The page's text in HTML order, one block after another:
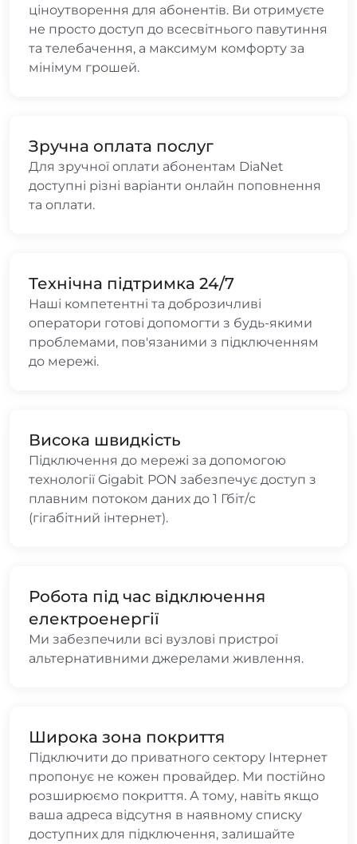
ціноутворення для абонентів. Ви отримуєте
не просто доступ до всесвітнього павутиння
та телебачення, а максимум комфорту за
мінімум грошей.
Зручна оплата послуг
Для зручної оплати абонентам DiaNet
доступні різні варіанти онлайн поповнення
та оплати.
Технічна підтримка 24/7
Наші компетентні та доброзичливі
оператори готові допомогти з будь-якими
проблемами, пов'язаними з підключенням
до мережі.
Висока швидкість
Підключення до мережі за допомогою
технології Gigabit PON забезпечує доступ з
плавним потоком даних до 1 Гбіт/с
(гігабітний інтернет).
Робота під час відключення
електроенергії
Ми забезпечили всі вузлові пристрої
альтернативними джерелами живлення.
Широка зона покриття
Підключити до приватного сектору Інтернет
пропонує не кожен провайдер. Ми постійно
розширюємо покриття. А тому, навіть якщо
ваша адреса відсутня в наявному списку
доступних для підключення, залишайте